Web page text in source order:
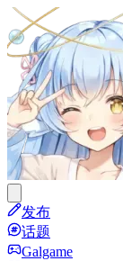
发布
话题
Galgame